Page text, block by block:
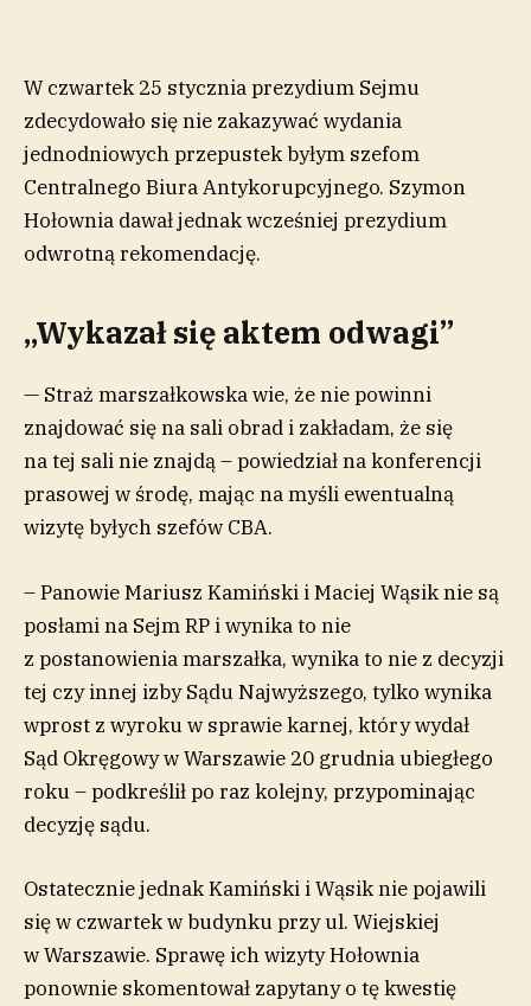
W czwartek 25 stycznia prezydium Sejmu
zdecydowało się nie zakazywać wydania
jednodniowych przepustek byłym szefom
Centralnego Biura Antykorupcyjnego. Szymon
Hołownia dawał jednak wcześniej prezydium
odwrotną rekomendację.
„Wykazał się aktem odwagi”
— Straż marszałkowska wie, że nie powinni
znajdować się na sali obrad i zakładam, że się
na tej sali nie znajdą – powiedział na konferencji
prasowej w środę, mając na myśli ewentualną
wizytę byłych szefów CBA.
– Panowie Mariusz Kamiński i Maciej Wąsik nie są
posłami na Sejm RP i wynika to nie
z postanowienia marszałka, wynika to nie z decyzji
tej czy innej izby Sądu Najwyższego, tylko wynika
wprost z wyroku w sprawie karnej, który wydał
Sąd Okręgowy w Warszawie 20 grudnia ubiegłego
roku – podkreślił po raz kolejny, przypominając
decyzję sądu.
Ostatecznie jednak Kamiński i Wąsik nie pojawili
się w czwartek w budynku przy ul. Wiejskiej
w Warszawie. Sprawę ich wizyty Hołownia
ponownie skomentował zapytany o tę kwestię